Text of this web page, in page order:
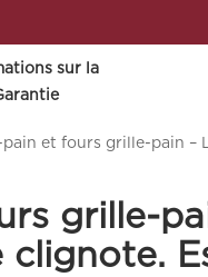
sur la
et fours grille-pain –
grille-